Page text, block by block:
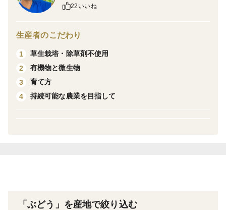
完熟で甘さが際立ちます。
中にフルーティーな香りが広がります。
まいます。
22いいね
生産者のこだわり
1
草生栽培・除草剤不使用
2
有機物と微生物
3
育て方
4
持続可能な農業を目指して
「ぶどう」を産地で絞り込む